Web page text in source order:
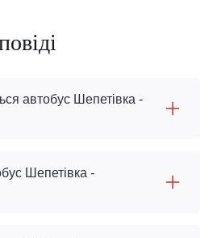
автобус Шепетівка -
Шепетівка -